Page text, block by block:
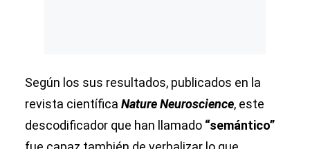
Según los sus resultados, publicados en la
revista científica Nature Neuroscience, este
descodificador que han llamado “semántico”